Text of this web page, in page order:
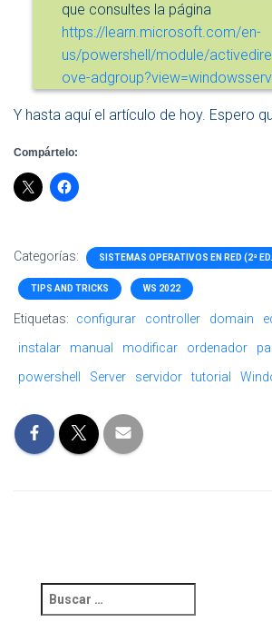
que consultes la página
https://learn.microsoft.com/en-
us/powershell/module/
ove-
Y hasta aquí el artículo de hoy. Espero
Compártelo:
Categorías: SISTEMAS OPERATIVOS EN RED (2ª
TIPS AND TRICKS WS 2022
Etiquetas: configurar controller domain
instalar
manual modificar ordenador
powershell
Server servidor tutorial
u